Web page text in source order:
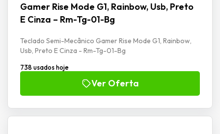
Gamer Rise Mode G1, Rainbow, Usb, Preto
E Cinza – Rm-Tg-01-Bg
Teclado Semi-Mecânico Gamer Rise Mode G1, Rainbow,
Usb, Preto E Cinza - Rm-Tg-01-Bg
738 usados hoje
Ver Oferta